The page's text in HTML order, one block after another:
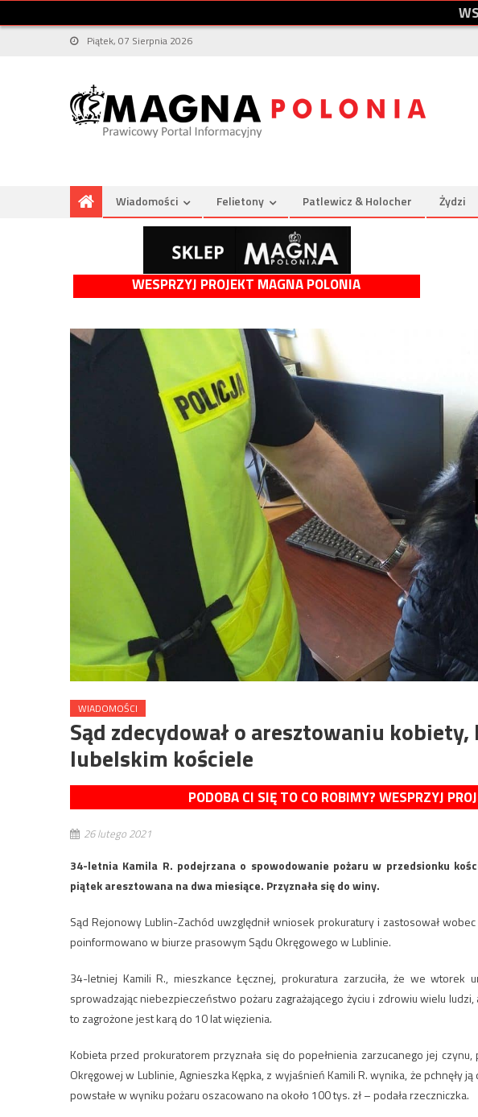
WS
Piątek, 07 Sierpnia 2026
Wiadomości Felietony Patlewicz & Holocher Żydzi
WESPRZYJ PROJEKT MAGNA POLONIA
WIADOMOŚCI
Sąd zdecydował o aresztowaniu
lubelskim kościele
PODOBA CI SIĘ TO CO ROBIMY? WESPRZYJ
26 lutego 2021
34-letnia Kamila R. podejrzana o spowodowanie pożaru w przedsionku
piątek aresztowana na dwa miesiące. Przyznała się do winy.
Sąd Rejonowy Lublin-Zachód uwzględnił wniosek prokuratury i zastosował
poinformowano w biurze prasowym Sądu Okręgowego w Lublinie.
34-letniej Kamili R., mieszkance Łęcznej, prokuratura zarzuciła, że we wtorek
sprowadzając niebezpieczeństwo pożaru zagrażającego życiu i zdrowiu wielu
to zagrożone jest karą do 10 lat więzienia.
Kobieta przed prokuratorem przyznała się do popełnienia zarzucanego jej
Okręgowej w Lublinie, Agnieszka Kępka, z wyjaśnień Kamili R. wynika, że
powstałe w wyniku pożaru oszacowano na około 100 tys. zł – podała rzeczniczka.